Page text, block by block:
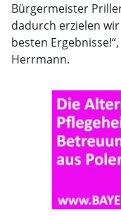
Bürgermeister
dadurch erzielen
besten
Herrmann.